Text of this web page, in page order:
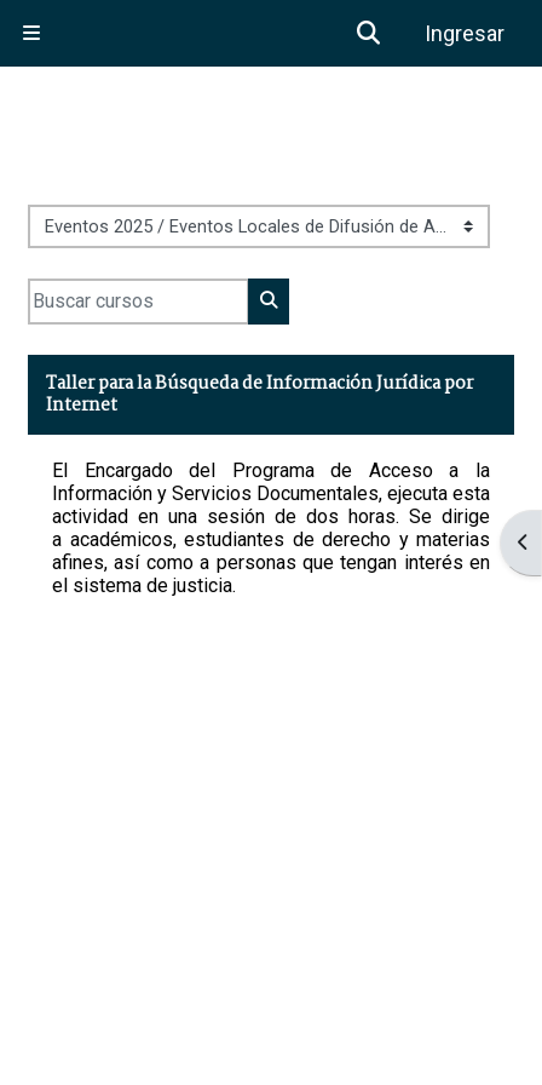
Activar o
Ingresar
Categorías
Buscar cursos
Buscar cursos
Taller para la Búsqueda de Información Jurídica por
Internet
El Encargado del Programa de Acceso a la
Información y Servicios Documentales, ejecuta esta
actividad en una sesión de dos horas. Se dirige
a académicos, estudiantes de derecho y materias
afines, así como a personas que tengan interés en
el sistema de justicia.